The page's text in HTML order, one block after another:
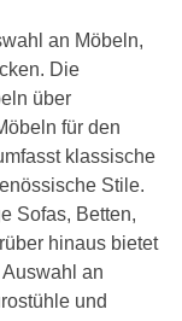
an Möbeln,
Die
über
für den
klassische
Stile.
Sofas, Betten,
hinaus bietet
an
und